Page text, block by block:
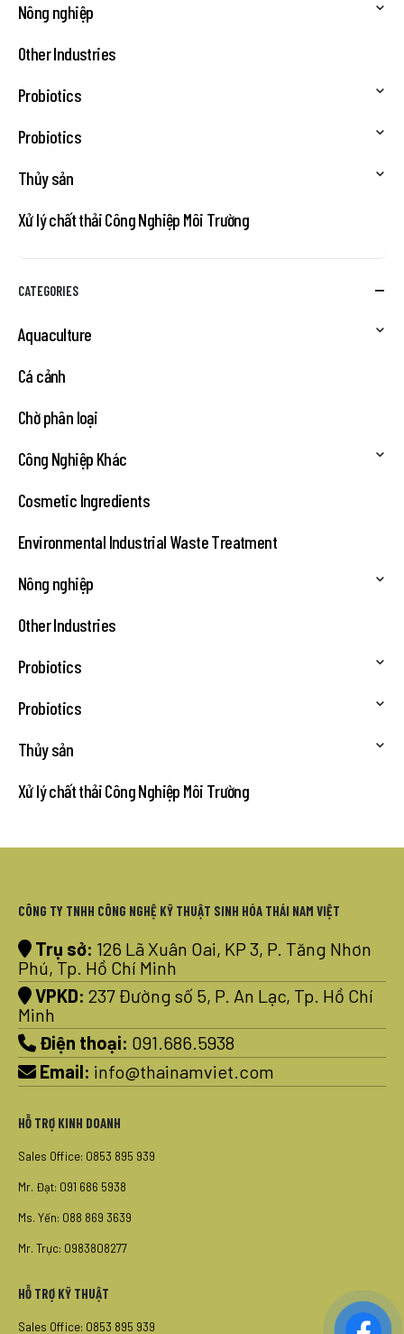
Nông nghiệp
Other Industries
Probiotics
Probiotics
Thủy sản
Xử lý chất thải Công Nghiệp Môi Trường
CATEGORIES
Aquaculture
Cá cảnh
Chờ phân loại
Công Nghiệp Khác
Cosmetic Ingredients
Environmental Industrial Waste Treatment
Nông nghiệp
Other Industries
Probiotics
Probiotics
Thủy sản
Xử lý chất thải Công Nghiệp Môi Trường
CÔNG TY TNHH CÔNG NGHỆ KỸ THUẬT SINH HÓA THÁI NAM VIỆT
Trụ sở: 126 Lã Xuân Oai, KP 3, P. Tăng Nhơn
Phú, Tp. Hồ Chí Minh
VPKD: 237 Đường số 5, P. An Lạc, Tp. Hồ Chí
Minh
Điện thoại: 091.686.5938
Email: info@thainamviet.com
HỖ TRỢ KINH DOANH
Sales Office: 0853 895 939
Mr. Đạt: 091 686 5938
Ms. Yến: 088 869 3639
Mr. Trực: 0983808277
HỖ TRỢ KỸ THUẬT
Sales Office: 0853 895 939